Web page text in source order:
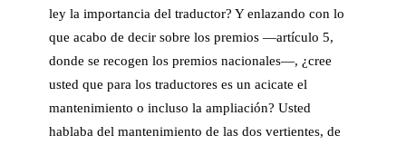
ley la importancia del traductor? Y enlazando con lo
que acabo de decir sobre los premios —artículo 5,
donde se recogen los premios nacionales—, ¿cree
usted que para los traductores es un acicate el
mantenimiento o incluso la ampliación? Usted
hablaba del mantenimiento de las dos vertientes, de